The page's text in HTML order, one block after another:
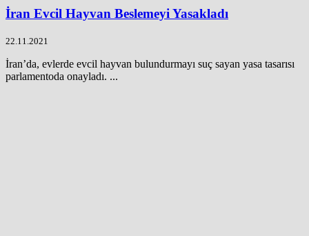
İran Evcil Hayvan Beslemeyi Yasakladı
22.11.2021
İran’da, evlerde evcil hayvan bulundurmayı suç sayan yasa tasarısı
parlamentoda onayladı. ...